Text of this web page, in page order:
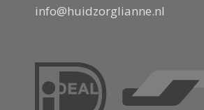
info@huidzorglianne.nl